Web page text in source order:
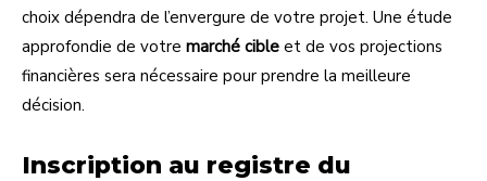
choix dépendra de l’envergure de votre projet. Une étude
approfondie de votre marché cible et de vos projections
financières sera nécessaire pour prendre la meilleure
décision.
Inscription au registre du